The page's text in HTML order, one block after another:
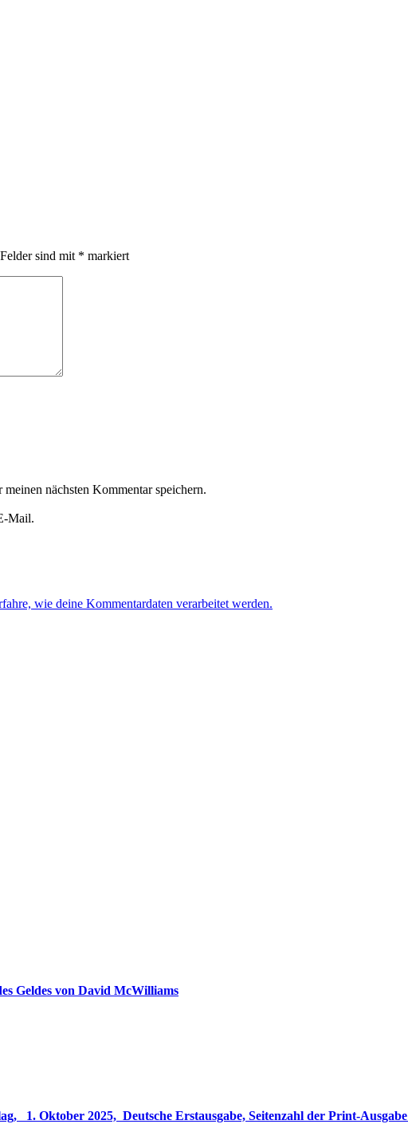
sind mit * markiert
nächsten Kommentar speichern.
Mail.
wie deine Kommentardaten verarbeitet werden.
Geldes von David McWilliams
Erstausgabe, Seitenzahl der Print-Ausgabe ‏ : ‎ 848 Seiten, ISBN-13 ‏ : ‎ 978-3764533694, Originaltitel ‏ : ‎ For